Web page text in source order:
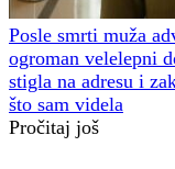
Posle smrti muža
ogroman velelepni
stigla na adresu i
što sam videla
Pročitaj još